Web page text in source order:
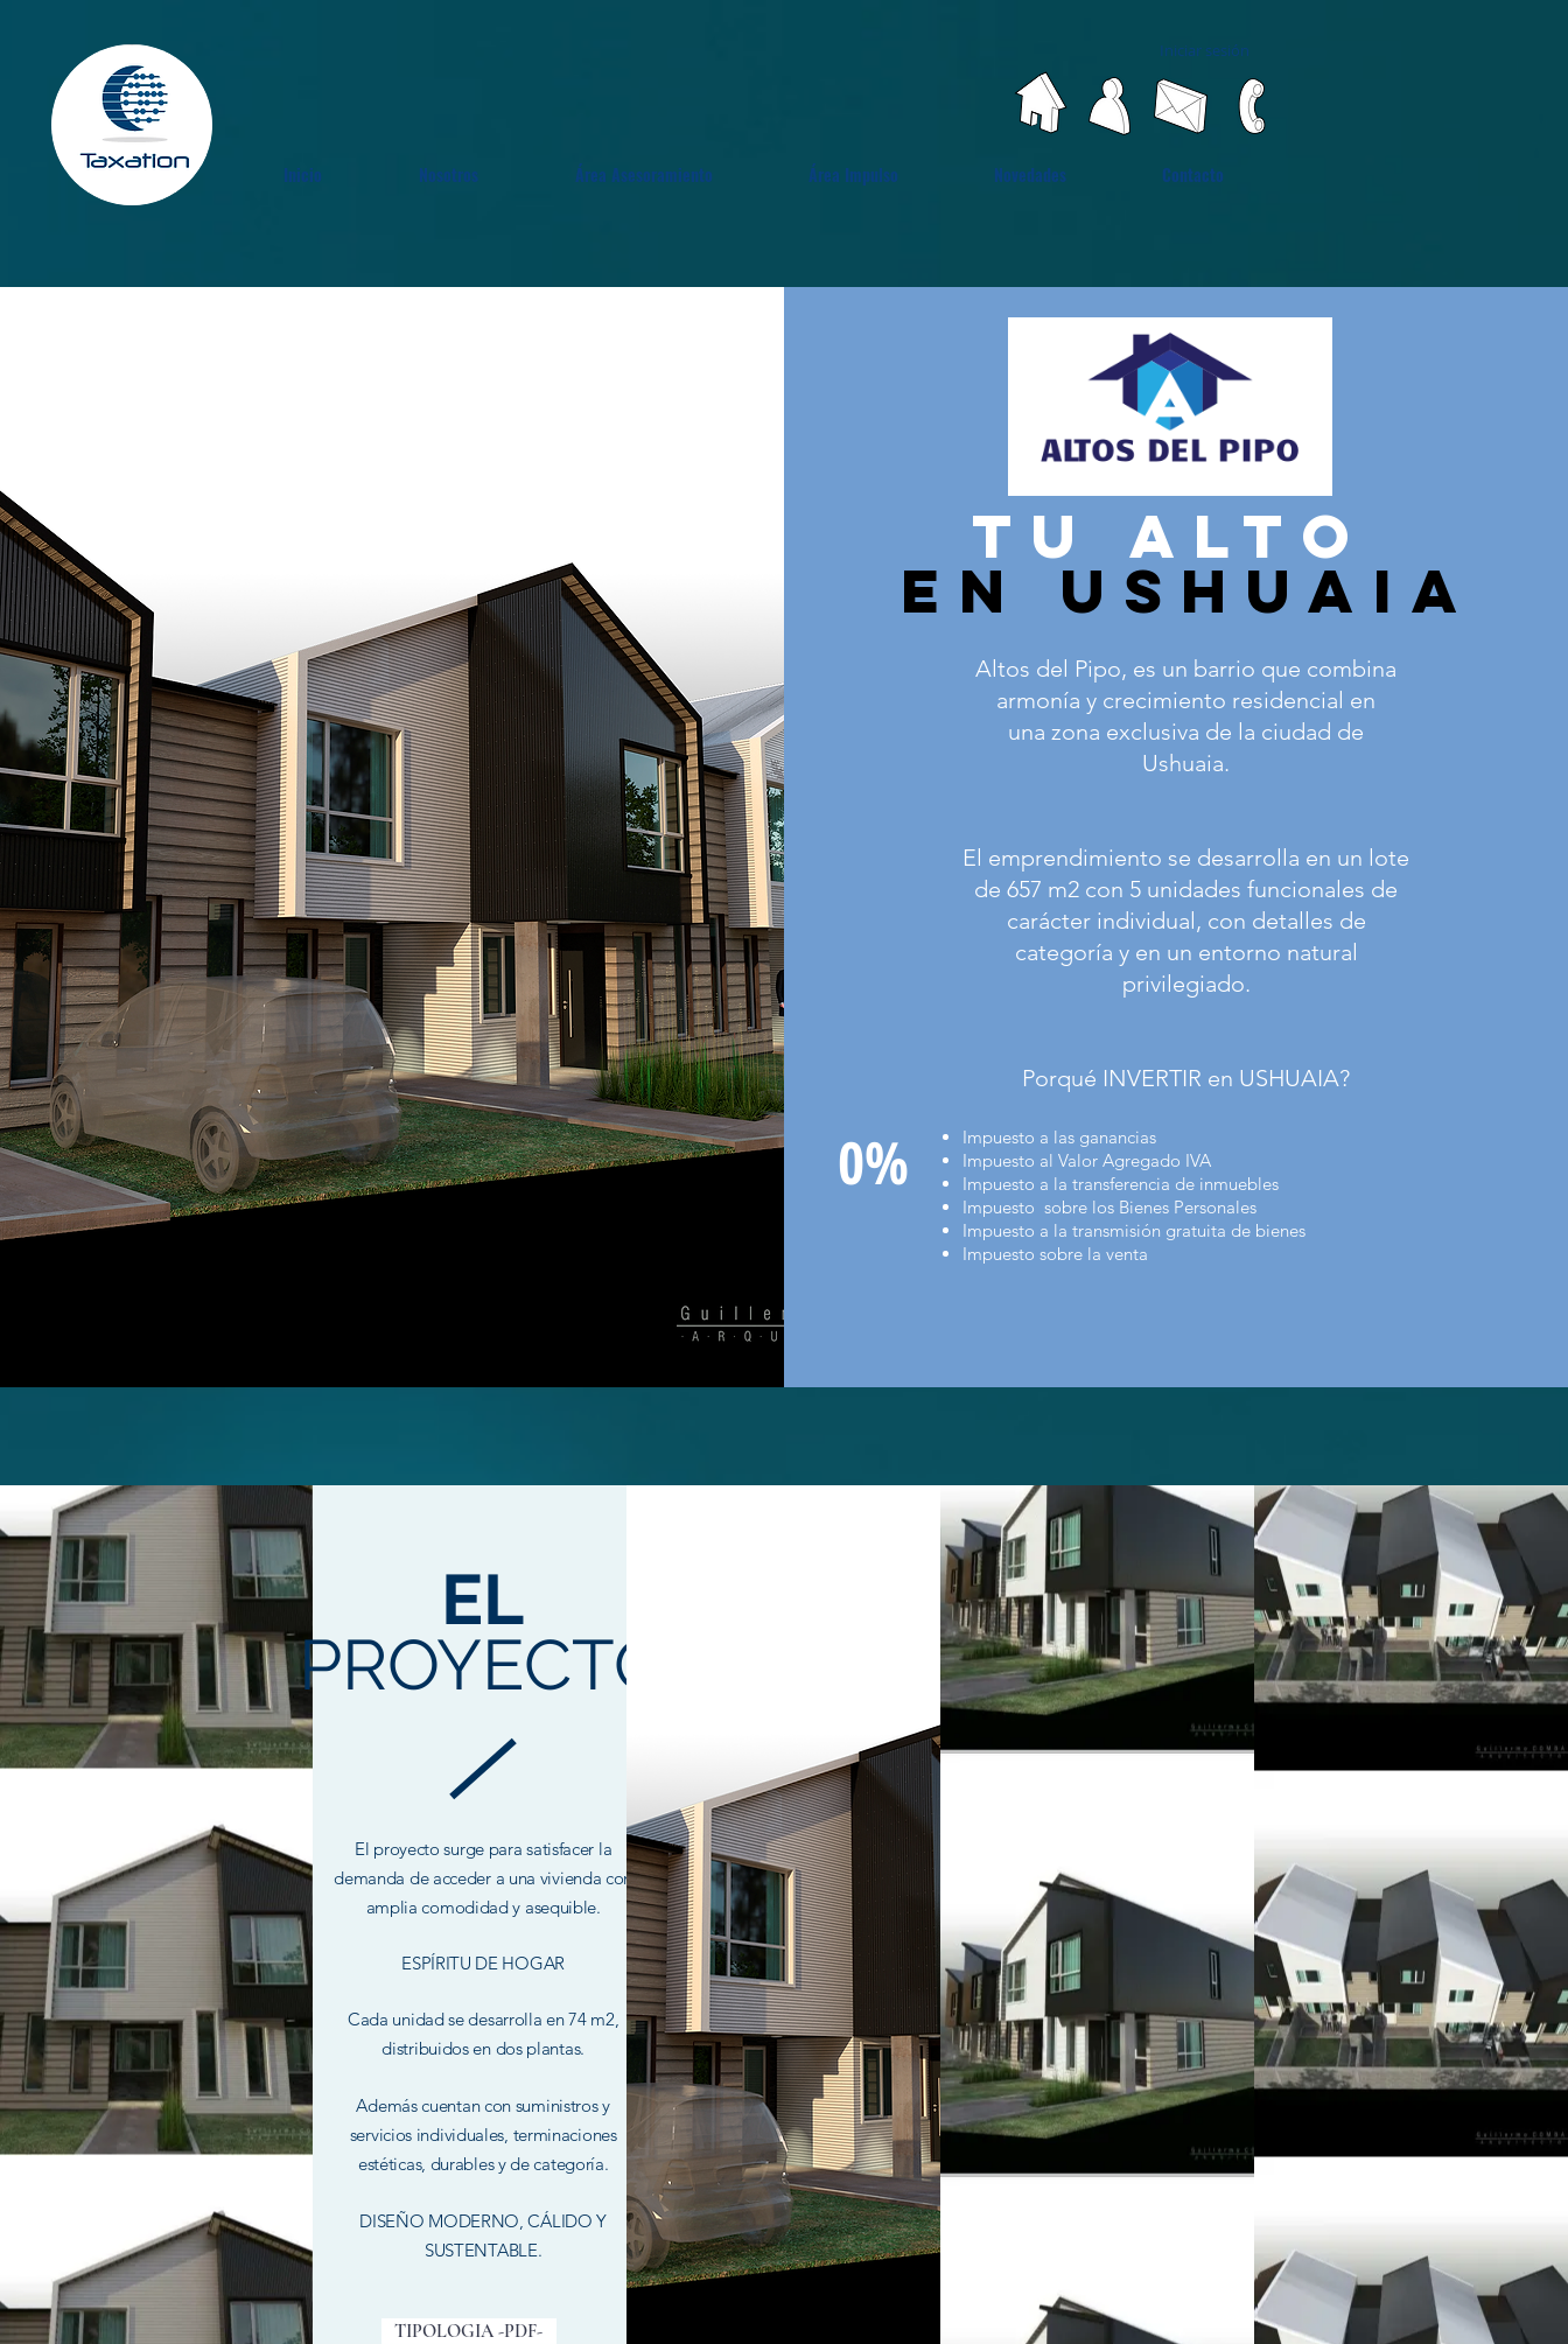
Iniciar sesión
Inicio Nosotros Área Asesoramiento Área Impulso Novedades Contacto
Tu alto
en ushuaia
0%
Altos del Pipo, es un barrio que combina
armonía y crecimiento residencial en
una zona exclusiva de la ciudad de
Ushuaia.
El emprendimiento se desarrolla en un lote
de 657 m2 con 5 unidades funcionales de
carácter individual, con detalles de
categoría y en un entorno natural
privilegiado.
Porqué INVERTIR en USHUAIA?
Impuesto a las ganancias
Impuesto al Valor Agregado IVA
Impuesto a la transferencia de inmuebles
Impuesto sobre los Bienes Personales
Impuesto a la transmisión gratuita de bienes
Impuesto sobre la venta
EL
PROYECTO
El proyecto surge para satisfacer la
demanda de acceder a una vivienda con
amplia comodidad y asequible.
ESPÍRITU DE HOGAR
Cada unidad se desarrolla en 74 m2,
distribuidos en dos plantas.
Además cuentan con suministros y
servicios individuales, terminaciones
estéticas, durables y de categoría.
DISEÑO MODERNO, CÁLIDO Y
SUSTENTABLE.
TIPOLOGIA -PDF-